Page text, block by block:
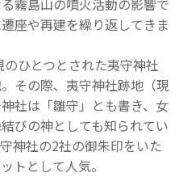
霧島山の噴火活動の影響で
座や再建を繰り返してきま
ひとつとされた夷守神社
その際、夷守神社跡地（現
社は「雛守」とも書き、女
びの神としても知られてい
神社の2社の御朱印をいた
トとして人気。